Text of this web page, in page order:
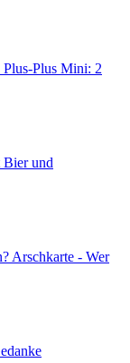
Plus-Plus Mini: 2
und
Arschkarte - Wer